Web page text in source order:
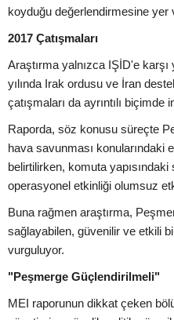
koyduğu değerlendirmesine yer
2017 Çatışmaları
Araştırma yalnızca IŞİD'e
yılında Irak ordusu ve İran
çatışmaları da ayrıntılı biçimde
Raporda, söz konusu süreçte
hava savunması konularındaki
belirtilirken, komuta
operasyonel etkinliği olumsuz
Buna rağmen araştırma,
sağlayabilen, güvenilir ve etkili
vurguluyor.
"Peşmerge Güçlendirilmeli"
MEI raporunun dikkat çeken